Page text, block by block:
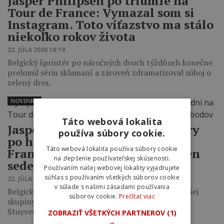
Tour de France: Vymazal som si
Instagram. Toto víťazstvo ma stálo
niekoľko rokov života
22. JÚLA 2026 18:19
Belgický šprintér po náročných dvoch týždňoch konečne
prelomil sériu sklamaní a zároveň zdramatizoval súboj o
zelený dres.
Jasper Philipsen sa dočkal výhry
po hektickom dni na Tour de
France, na zelený dres stráca len
sedem bodov
22. JÚLA 2026 17:49
Belgický šprintér uspel v záverečnom šprinte menšej
skupiny po tom, ako dobehli sólový pokus Jaspera
Stuyvena necelé štyri kilometre pred…
NOVINKY
Táto webová lokalita
používa súbory cookie.
Táto webová lokalita používa súbory cookie
na zlepšenie používateľskej skúsenosti.
Používaním našej webovej lokality vyjadrujete
súhlas s používaním všetkých súborov cookie
v súlade s našimi zásadami používania
súborov cookie. Prečítať viac
ZOBRAZIŤ VŠETKÝCH PARTNEROV (1)
→